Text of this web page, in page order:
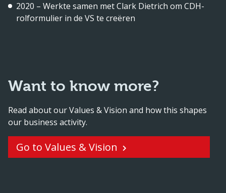
2020 – Werkte samen met Clark Dietrich om CDH-
rolformulier in de VS te creëren
Want to know more?
Read about our Values & Vision and how this shapes
our business activity.
Go to Values & Vision